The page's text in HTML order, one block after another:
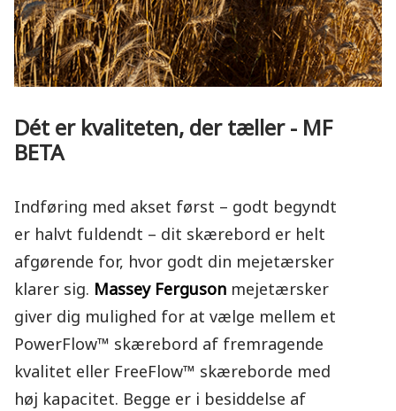
Dét er kvaliteten, der tæller - MF
BETA
Indføring med akset først – godt begyndt
er halvt fuldendt – dit skærebord er helt
afgørende for, hvor godt din mejetærsker
klarer sig. Massey Ferguson mejetærsker
giver dig mulighed for at vælge mellem et
PowerFlow™ skærebord af fremragende
kvalitet eller FreeFlow™ skæreborde med
høj kapacitet. Begge er i besiddelse af